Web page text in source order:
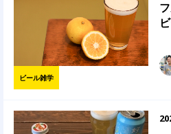
ビール雑学